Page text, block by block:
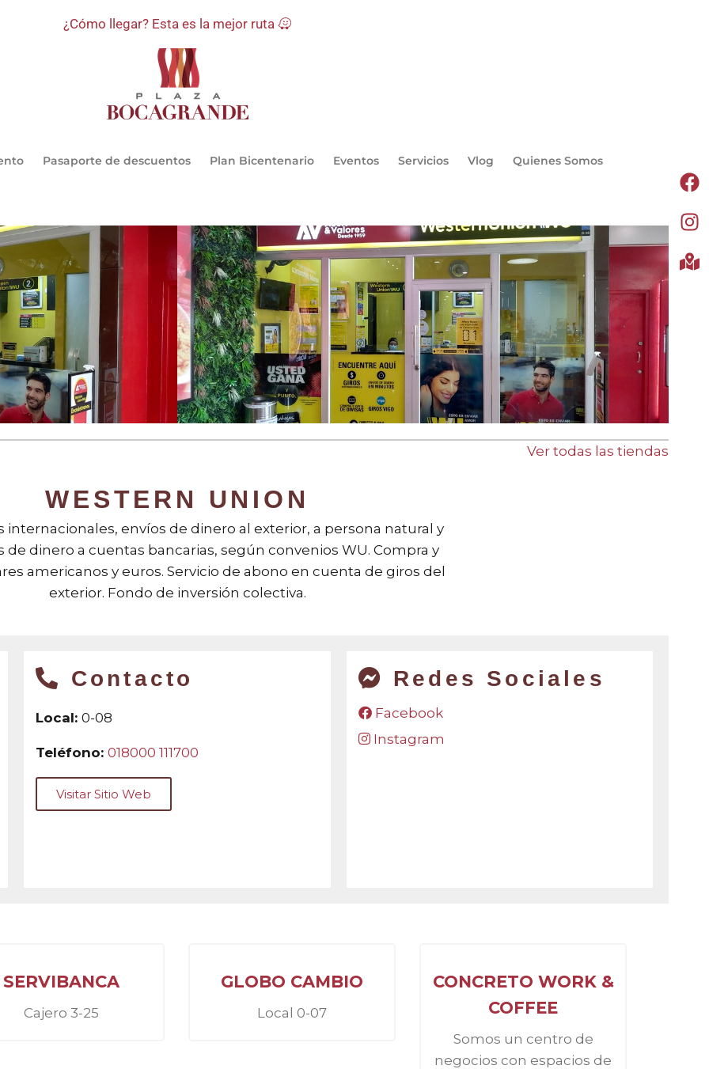
¿Cómo llegar? Esta es la mejor ruta
Pasaporte de descuentos Plan Bicentenario Eventos Servicios Vlog Quienes Somos
Ver todas las tiendas
WESTERN UNION
internacionales, envíos de dinero al exterior, a persona natural y
de dinero a cuentas bancarias, según convenios WU. Compra y
americanos y euros. Servicio de abono en cuenta de giros del
exterior. Fondo de inversión colectiva.
Contacto
Local:0-08
Teléfono:018000 111700
Visitar Sitio Web
Redes Sociales
Facebook
Instagram
SERVIBANCA
Cajero 3-25
GLOBO CAMBIO
Local 0-07
CONCRETO WORK &
COFFEE
Somos un centro de
negocios con espacios de